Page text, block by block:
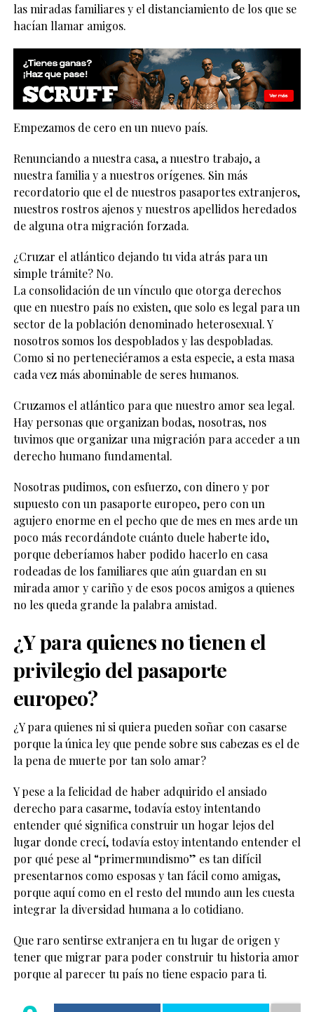
las miradas familiares y el distanciamiento de los que se
hacían llamar amigos.
Empezamos de cero en un nuevo país.
Renunciando a nuestra casa, a nuestro trabajo, a
nuestra familia y a nuestros orígenes. Sin más
recordatorio que el de nuestros pasaportes extranjeros,
nuestros rostros ajenos y nuestros apellidos heredados
de alguna otra migración forzada.
¿Cruzar el atlántico dejando tu vida atrás para un
simple trámite? No.
La consolidación de un vínculo que otorga derechos
que en nuestro país no existen, que solo es legal para un
sector de la población denominado heterosexual. Y
nosotros somos los despoblados y las despobladas.
Como si no perteneciéramos a esta especie, a esta masa
cada vez más abominable de seres humanos.
Cruzamos el atlántico para que nuestro amor sea legal.
Hay personas que organizan bodas, nosotras, nos
tuvimos que organizar una migración para acceder a un
derecho humano fundamental.
Nosotras pudimos, con esfuerzo, con dinero y por
supuesto con un pasaporte europeo, pero con un
agujero enorme en el pecho que de mes en mes arde un
poco más recordándote cuánto duele haberte ido,
porque deberíamos haber podido hacerlo en casa
rodeadas de los familiares que aún guardan en su
mirada amor y cariño y de esos pocos amigos a quienes
no les queda grande la palabra amistad.
¿Y para quienes no tienen el
privilegio del pasaporte
europeo?
¿Y para quienes ni si quiera pueden soñar con casarse
porque la única ley que pende sobre sus cabezas es el de
la pena de muerte por tan solo amar?
Y pese a la felicidad de haber adquirido el ansiado
derecho para casarme, todavía estoy intentando
entender qué significa construir un hogar lejos del
lugar donde crecí, todavía estoy intentando entender el
por qué pese al “primermundismo” es tan difícil
presentarnos como esposas y tan fácil como amigas,
porque aquí como en el resto del mundo aun les cuesta
integrar la diversidad humana a lo cotidiano.
Que raro sentirse extranjera en tu lugar de origen y
tener que migrar para poder construir tu historia amor
porque al parecer tu país no tiene espacio para ti.